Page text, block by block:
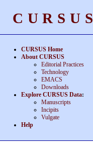
CURSUS
CURSUS Home
About CURSUS
Editorial Practices
Technology
EMACS
Downloads
Explore CURSUS Data:
Manuscripts
Incipits
Vulgate
Help